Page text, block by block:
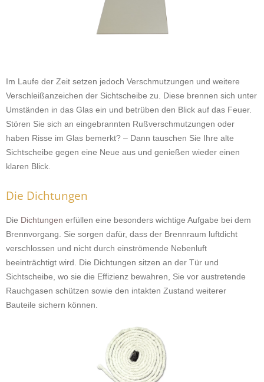
Im Laufe der Zeit setzen jedoch Verschmutzungen und weitere
Verschleißanzeichen der Sichtscheibe zu. Diese brennen sich unter
Umständen in das Glas ein und betrüben den Blick auf das Feuer.
Stören Sie sich an eingebrannten Rußverschmutzungen oder
haben Risse im Glas bemerkt? – Dann tauschen Sie Ihre alte
Sichtscheibe gegen eine Neue aus und genießen wieder einen
klaren Blick.
Die Dichtungen
Die Dichtungen erfüllen eine besonders wichtige Aufgabe bei dem
Brennvorgang. Sie sorgen dafür, dass der Brennraum luftdicht
verschlossen und nicht durch einströmende Nebenluft
beeinträchtigt wird. Die Dichtungen sitzen an der Tür und
Sichtscheibe, wo sie die Effizienz bewahren, Sie vor austretende
Rauchgasen schützen sowie den intakten Zustand weiterer
Bauteile sichern können.